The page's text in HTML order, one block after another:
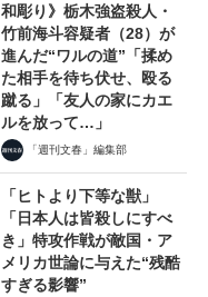
和彫り》栃木強盗殺人・
竹前海斗容疑者（28）が
進んだ“ワルの道”「揉め
た相手を待ち伏せ、殴る
蹴る」「友人の家にカエ
ルを放って…」
「週刊文春」編集部
「ヒトより下等な獣」
「日本人は皆殺しにすべ
き」特攻作戦が敵国・ア
メリカ世論に与えた“残酷
すぎる影響”